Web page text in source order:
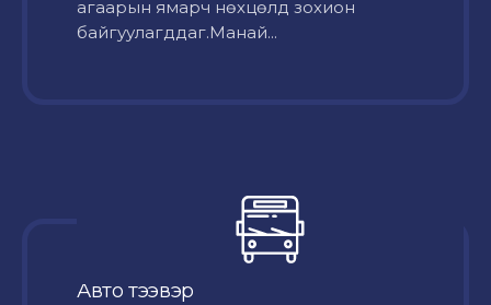
агаарын ямарч нөхцөлд зохион
байгуулагддаг.Манай...
Авто тээвэр